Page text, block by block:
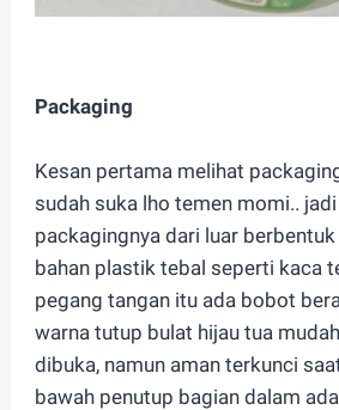
Packaging
Kesan pertama melihat
sudah suka lho temen momi..
packagingnya dari luar
bahan plastik tebal seperti kaca
pegang tangan itu ada bobot
warna tutup bulat hijau tua
dibuka, namun aman terkunci
bawah penutup bagian dalam